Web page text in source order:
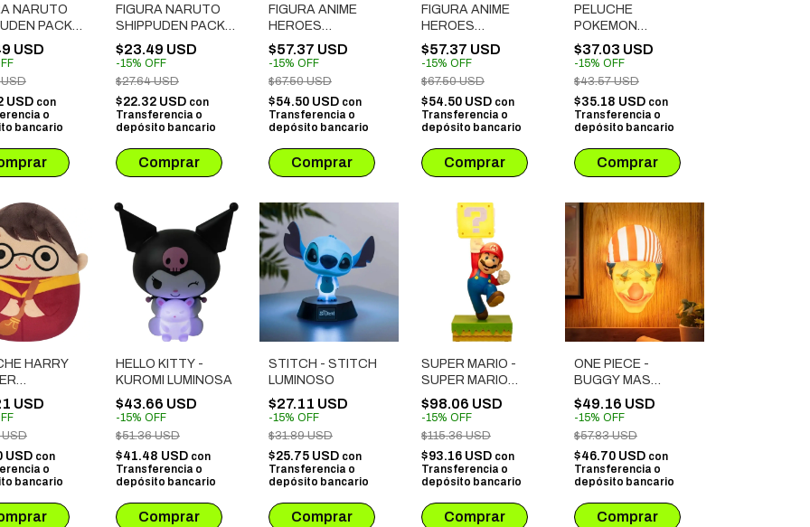
NARUTO
PACK X
+ PAIN +
MODO
USD
USD con
o
bancario
FIGURA NARUTO
SHIPPUDEN PACK X
3: TOBI + PAIN +
ITACHI
$23.49 USD
-15% OFF
$27.64 USD
$22.32 USD con
Transferencia o
depósito bancario
FIGURA ANIME
HEROES
ARTICULADO -
MONKEY D. LUFFY
(36930/37008)
$57.37 USD
-15% OFF
$67.50 USD
$54.50 USD con
Transferencia o
depósito bancario
FIGURA ANIME
HEROES
ARTICULADO -
BROOK
(36930/37006)
$57.37 USD
-15% OFF
$67.50 USD
$54.50 USD con
Transferencia o
depósito bancario
PELUCHE
POKEMON
SQUISHMALLOW -
EEVEE
$37.03 USD
-15% OFF
$43.57 USD
$35.18 USD con
Transferencia o
depósito bancario
HARRY
-
POTTER
USD
USD con
o
bancario
HELLO KITTY -
KUROMI LUMINOSA
$43.66 USD
-15% OFF
$51.36 USD
$41.48 USD con
Transferencia o
depósito bancario
STITCH - STITCH
LUMINOSO
$27.11 USD
-15% OFF
$31.89 USD
$25.75 USD con
Transferencia o
depósito bancario
SUPER MARIO -
SUPER MARIO
LUMINOSO
$98.06 USD
-15% OFF
$115.36 USD
$93.16 USD con
Transferencia o
depósito bancario
ONE PIECE -
BUGGY MAS
LUMINOSA
$49.16 USD
-15% OFF
$57.83 USD
$46.70 USD con
Transferencia o
depósito bancario